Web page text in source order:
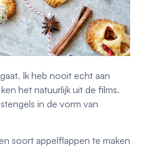
Ik heb nooit echt aan
het natuurlijk uit de films.
in de vorm van
soort appelflappen te maken